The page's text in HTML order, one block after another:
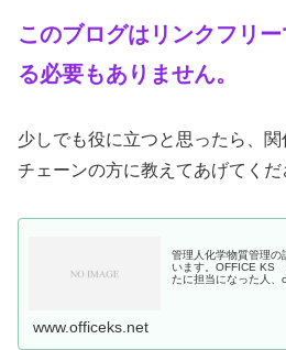
このブログはリンクフリ
る必要もありません。
少しでも役に立つと思ったら、
チェーンの方に教えてあげてくだ
管理人化学物質管理の
います。OFFICE KS
たに担当になった人、
www.officeks.net